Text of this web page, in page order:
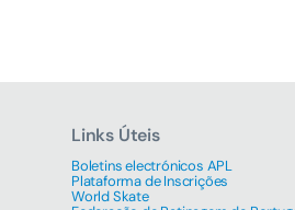
Links Úteis
Boletins electrónicos APL
Plataforma de Inscrições
World Skate